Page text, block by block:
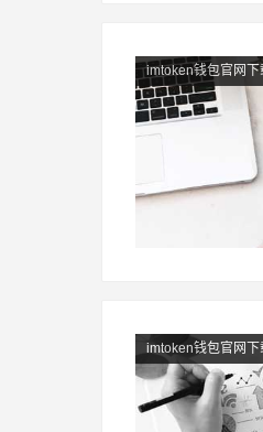
imtoken钱包官网下
imtoken钱包官网下